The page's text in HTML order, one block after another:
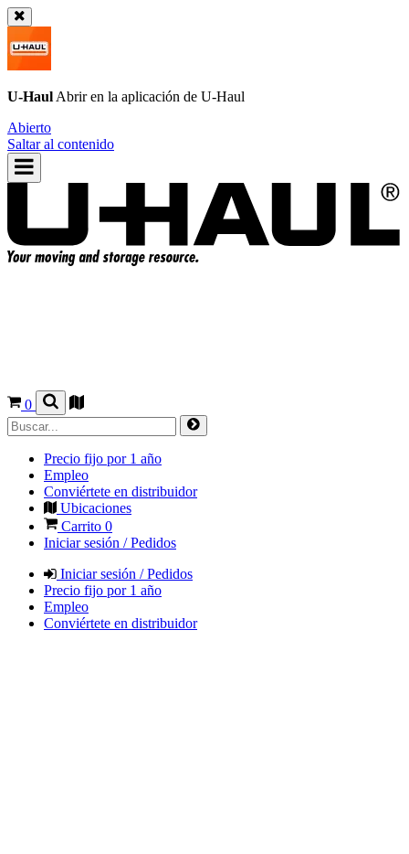
U-Haul Abrir en la aplicación de U-Haul
Abierto
Saltar al contenido
0
Precio fijo por 1 año
Empleo
Conviértete en distribuidor
Ubicaciones
Carrito 0
Iniciar sesión / Pedidos
Iniciar sesión / Pedidos
Precio fijo por 1 año
Empleo
Conviértete en distribuidor